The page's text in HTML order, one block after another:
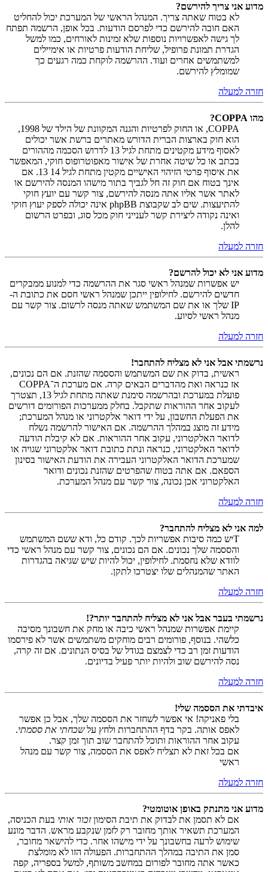
מדוע אני צריך להירשם?
לא בטוח שאתה צריך. המנהל הראשי של המערכת יכול להחליט
האם חובה להירשם כדי לפרסם הודעות. בכל אופן, הרשמה תפתח
לך גישה לאפשרויות נוספות שלא זמינות לאורחים, כמו למשל
הגדרת תמונת פרופיל, שליחת הודעות פרטיות או אימיילים
למשתמשים אחרים ועוד. ההרשמה לוקחת כמה רגעים כך
שמומלץ להירשם.
חזרה למעלה
מהו COPPA?
COPPA, או החוק לפרטיות והגנה המקוונת של הילד של 1998,
הוא חוק בארצות הברית הדורש מאתרים ברשת אשר יכולים
לאסוף מידע מקטינים מתחת לגיל 13 לדרוש הסכמה מההורים
בכתב או כל שיטה אחרת של אישור מאפוטרופוס חוקי, המאפשר
את איסוף פרטי הזיהוי האישיים מקטין מתחת לגיל 14 13. אם
אינך בטוח אם חוק זה חל לגביך בתור מישהו המנסה להירשם או
לאתר אשר אליו אתה מנסה להירשם, צור קשר עם יועץ חוקי
להתיעצות. שים לב שקבוצת phpBB אינה יכולה לספק יעוץ חוקי
ואינה נקודה ליצירת קשר לענייני חוק מכל סוג, ובפרט הרשום
להלן.
חזרה למעלה
מדוע אני לא יכול להרשם?
יש אפשרות שמנהל ראשי סגר את ההרשמה כדי למנוע ממבקרים
חדשים להירשם. לחילופין ייתכן שמנהל ראשי חסם את כתובת ה-
IP שלך או את שם המשתמש שאתה מנסה לרשום. צור קשר עם
מנהל ראשי לסיוע.
חזרה למעלה
נרשמתי אבל אני לא מצליח להתחבר!
ראשית, בדוק את שם המשתמש והססמה שהזנת. אם הם נכונים,
אז כנראה ואת מהדברים הבאים קרה. אם מערכת ה־COPPA
פועלת במערכת ובהרשמה סימנת שאתה מתחת לגיל 13, תצטרך
לעקוב אחר ההוראות שתקבל. בחלק ממערכות הפורומים דורשים
את הפעלת החשבון, על ידי דואר אלקטרוני או מנהל המערכת;
מידע זה מוצג במהלך ההרשמה. אם האישור להרשמה נשלח
לדואר האלקטרוני, עקוב אחר ההוראות. אם לא קיבלת הודעה
לדואר האלקטרוני, כנראה ונתת כתובת דואר אלקטרוני שגויה או
שמערכת הדואר האלקטרוני העבירה את הודעת האישור בסינון
הספאם. אם אתה בטוח שהפרטים שהזנת נכונים ודואר
האלקטרוני אכן נכונה, צור קשר עם מנהל המערכת.
חזרה למעלה
למה אני לא מצליח להתחבר?
Tיש כמה סיבות אפשריות לכך. קודם כל, ודא ששם המשתמש
והססמה שלך נכונים. אם הם נכונים, צור קשר עם מנהל ראשי כדי
לוודא שלא נחסמת. לחילופין, יכול להיות שיש שגיאה בהגדרות
האתר שהמנהלים שלו יצטרכו לתקן.
חזרה למעלה
נרשמתי בעבר אבל אני לא מצליח להתחבר יותר?!
קיימת אפשרות שמנהל ראשי כיבה או מחק את חשבונך מסיבה
כלשהי. בנוסף, פורומים רבים מוחקים משתמשים אשר לא פירסמו
הודעות זמן רב כדי לצמצם בגודל של בסיס הנתונים. אם זה קרה,
נסה להירשם שוב ולהיות יותר פעיל בדיונים.
חזרה למעלה
איבדתי את הססמה שלי!
בלי פאניקה! אי אפשר לשחזר את הססמה שלך, אבל כן אפשר
לאפס אותה. בקר בדף ההתחברות ולחץ עלשכחתי את ססמתי.
עקוב אחר ההוראות ותוכל להתחבר שוב תוך זמן קצר.
אם בכל זאת לא תצליח לאפס את הססמה, צור קשר עם מנהל
ראשי
חזרה למעלה
מדוע אני מתנתק באופן אוטומטי?
אם לא תסמן את לבדוק את תיבת הסימוןזכור אותי בעת הכניסה,
המערכת תשאיר אותך מחובר רק לזמן שנקבע מראש. הדבר מונע
שימוש לרעה בחשבונך על ידי מישהו אחר. כדי להישאר מחובר,
סמן את התיבה במהלך ההתחברות. הפעולה הזו לא מומלצת
כאשר אתה מחובר לפורום במחשב משותף, למשל בספריה, קפה